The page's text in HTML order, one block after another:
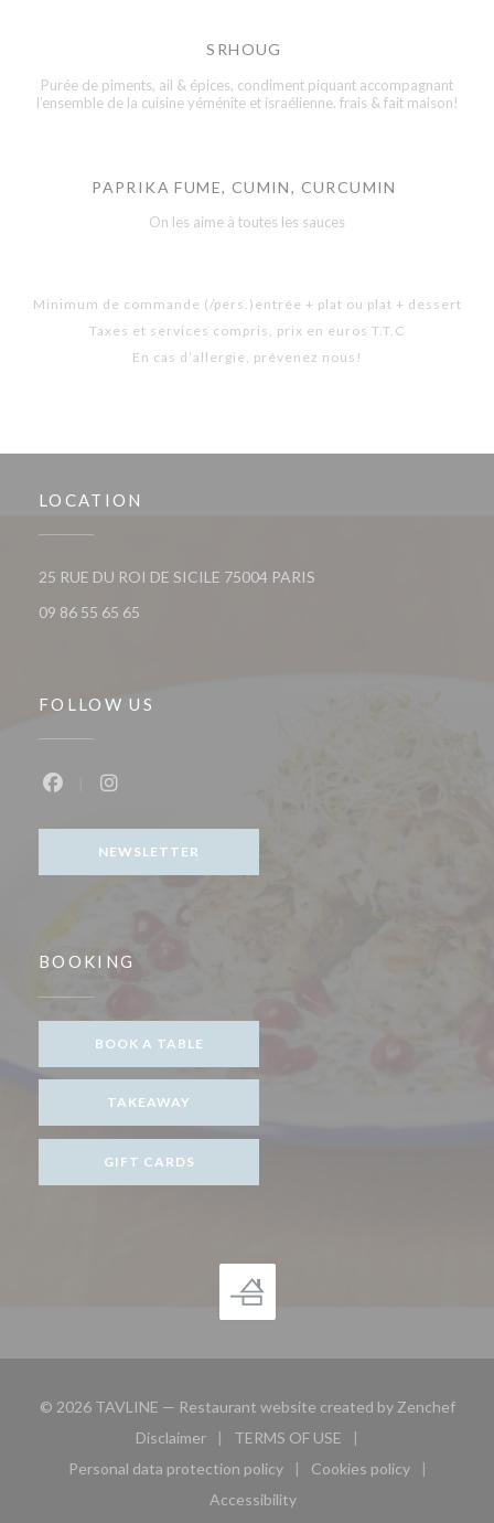
SRHOUG
Purée de piments, ail & épices, condiment piquant accompagnant
l’ensemble de la cuisine yéménite et israélienne. frais & fait maison!
PAPRIKA FUME, CUMIN, CURCUMIN
On les aime à toutes les sauces
Minimum de commande (/pers.)entrée + plat ou plat + dessert
Taxes et services compris, prix en euros T.T.C
En cas d’allergie, prévenez nous!
LOCATION
25 RUE DU ROI DE SICILE 75004 PARIS
09 86 55 65 65
FOLLOW US
NEWSLETTER
BOOKING
BOOK A TABLE
TAKEAWAY
GIFT CARDS
© 2026 TAVLINE — Restaurant website created by Zenchef
Disclaimer
((opens in a new window))
TERMS OF USE
((opens in a new window))
Personal data protection policy
((opens in a new window))
Cookies policy
((opens in a new
Accessibility
((opens in a new window))